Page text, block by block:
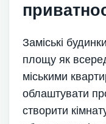
Заміські
площу як
міськими
облаштувати
створити